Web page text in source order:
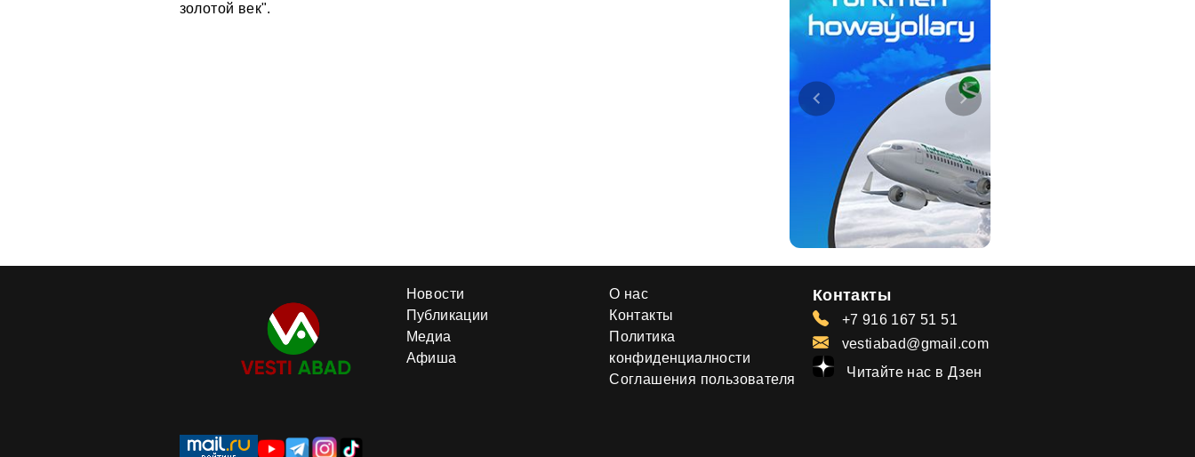
золотой век".
Новости
Публикации
Медиа
Афиша
О нас
Контакты
Политика
конфиденциалности
Соглашения пользователя
Контакты
+7 916 167 51 51
vestiabad@gmail.com
Читайте нас в Дзен